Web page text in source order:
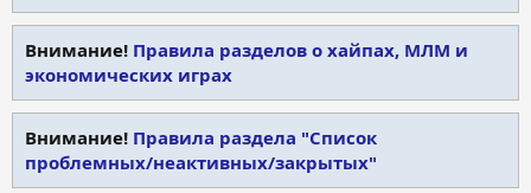
Внимание! Правила разделов о хайпах, МЛМ и
экономических играх
Внимание! Правила раздела "Список
проблемных/неактивных/закрытых"